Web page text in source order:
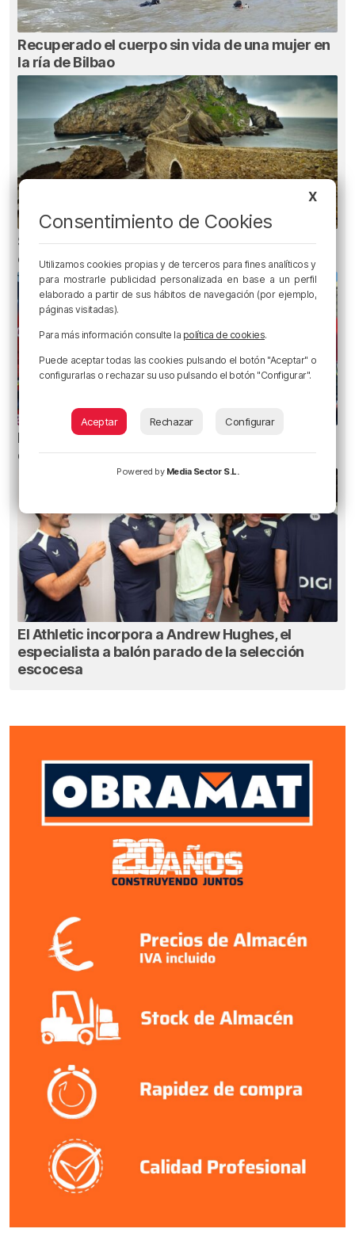
Recuperado el cuerpo sin vida de una mujer en
la ría de Bilbao
San Juan de Gaztelugatxe cerrará el día del
eclipse
Metro Bilbao cierra la estación de San Mamés
durante una hora por un incendio
El Athletic incorpora a Andrew Hughes, el
especialista a balón parado de la selección
escocesa
X
Consentimiento de Cookies
Utilizamos cookies propias y de terceros para fines analíticos y
para mostrarle publicidad personalizada en base a un perfil
elaborado a partir de sus hábitos de navegación (por ejemplo,
páginas visitadas).
Para más información consulte la política de cookies.
Puede aceptar todas las cookies pulsando el botón "Aceptar" o
configurarlas o rechazar su uso pulsando el botón "Configurar".
Aceptar Rechazar Configurar
Powered by Media Sector S.L.